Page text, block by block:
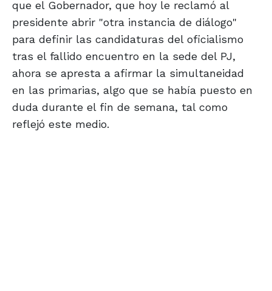
que el Gobernador, que hoy le reclamó al
presidente abrir "otra instancia de diálogo"
para definir las candidaturas del oficialismo
tras el fallido encuentro en la sede del PJ,
ahora se apresta a afirmar la simultaneidad
en las primarias, algo que se había puesto en
duda durante el fin de semana, tal como
reflejó este medio.